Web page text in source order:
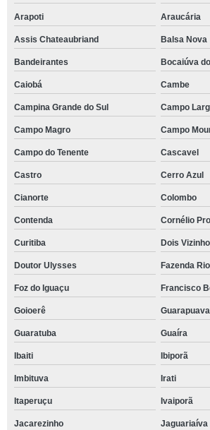
Arapoti Araucária
Assis Chateaubriand Balsa Nova
Bandeirantes Bocaiúva
Caiobá Cambe
Campina Grande do Sul Campo
Campo Magro Campo
Campo do Tenente Cascavel
Castro Cerro Azul
Cianorte Colombo
Contenda Cornélio
Curitiba Dois
Doutor Ulysses Fazenda
Foz do Iguaçu Francisco
Goioerê Guarapuava
Guaratuba Guaíra
Ibaiti Ibiporã
Imbituva Irati
Itaperuçu Ivaiporã
Jacarezinho Jaguariaíva